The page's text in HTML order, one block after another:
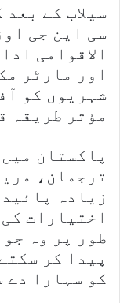
سیلاب کے
سی این جی
الاقوامی
اور مارٹر
شہریوں کو
مؤثر طریقہ
پاکستان
ترجمان،
زیادہ
اختیارات
طور پر وہ
پیدا کر
کو سہارا دے